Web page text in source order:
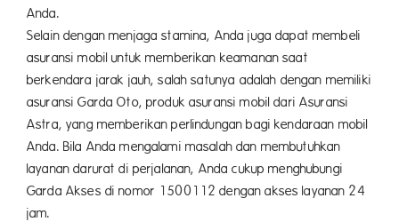
Anda.
Selain dengan menjaga stamina, Anda juga dapat membeli
asuransi mobil untuk memberikan keamanan saat
berkendara jarak jauh, salah satunya adalah dengan memiliki
asuransi Garda Oto, produk asuransi mobil dari Asuransi
Astra, yang memberikan perlindungan bagi kendaraan mobil
Anda. Bila Anda mengalami masalah dan membutuhkan
layanan darurat di perjalanan, Anda cukup menghubungi
Garda Akses di nomor 1500112 dengan akses layanan 24
jam.